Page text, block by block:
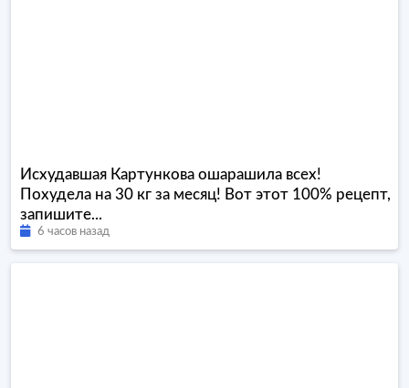
Исхудавшая Картункова ошарашила всех!
Похудела на 30 кг за месяц! Вот этот 100% рецепт,
запишите...
6 часов назад